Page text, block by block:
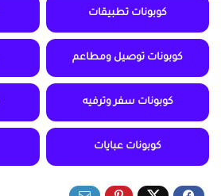
كوبونات تطبيقات
كوبونات توصيل ومطاعم
كوبونات سفر وترفيه
كوبونات عبايات